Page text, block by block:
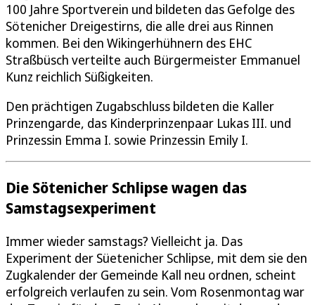
100 Jahre Sportverein und bildeten das Gefolge des
Sötenicher Dreigestirns, die alle drei aus Rinnen
kommen. Bei den Wikingerhühnern des EHC
Straßbüsch verteilte auch Bürgermeister Emmanuel
Kunz reichlich Süßigkeiten.
Den prächtigen Zugabschluss bildeten die Kaller
Prinzengarde, das Kinderprinzenpaar Lukas III. und
Prinzessin Emma I. sowie Prinzessin Emily I.
Die Sötenicher Schlipse wagen das
Samstagsexperiment
Immer wieder samstags? Vielleicht ja. Das
Experiment der Süetenicher Schlipse, mit dem sie den
Zugkalender der Gemeinde Kall neu ordnen, scheint
erfolgreich verlaufen zu sein. Vom Rosenmontag war